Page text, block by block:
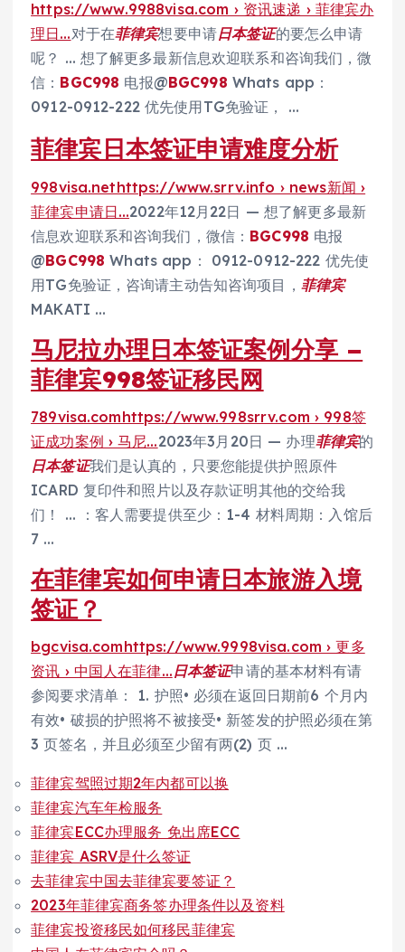
https://www.9988visa.com › 资讯速递 › 菲律宾办
理日…对于在菲律宾想要申请日本签证的要怎么申请
呢？ … 想了解更多最新信息欢迎联系和咨询我们，微
信： BGC998 电报@BGC998 Whats app：
0912-0912-222 优先使用TG免验证， …
菲律宾日本签证申请难度分析
998visa.nethttps://www.srrv.info › news新闻 ›
菲律宾申请日…2022年12月22日 — 想了解更多最新
信息欢迎联系和咨询我们，微信： BGC998 电报
@BGC998 Whats app： 0912-0912-222 优先使
用TG免验证，咨询请主动告知咨询项目， 菲律宾
MAKATI …
马尼拉办理日本签证案例分享 –
菲律宾998签证移民网
789visa.comhttps://www.998srrv.com › 998签
证成功案例 › 马尼…2023年3月20日 — 办理菲律宾的
日本签证我们是认真的，只要您能提供护照原件
ICARD 复印件和照片以及存款证明其他的交给我
们！ … ：客人需要提供至少：1-4 材料周期：入馆后
7 …
在菲律宾如何申请日本旅游入境
签证？
bgcvisa.comhttps://www.9998visa.com › 更多
资讯 › 中国人在菲律…日本签证申请的基本材料有请
参阅要求清单： 1. 护照• 必须在返回日期前6 个月内
有效• 破损的护照将不被接受• 新签发的护照必须在第
3 页签名，并且必须至少留有两(2) 页 …
菲律宾驾照过期2年内都可以换
菲律宾汽车年检服务
菲律宾ECC办理服务 免出席ECC
菲律宾 ASRV是什么签证
去菲律宾中国去菲律宾要签证？
2023年菲律宾商务签办理条件以及资料
菲律宾投资移民如何移民菲律宾